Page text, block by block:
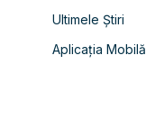
Ultimele Știri
Aplicația Mobilă